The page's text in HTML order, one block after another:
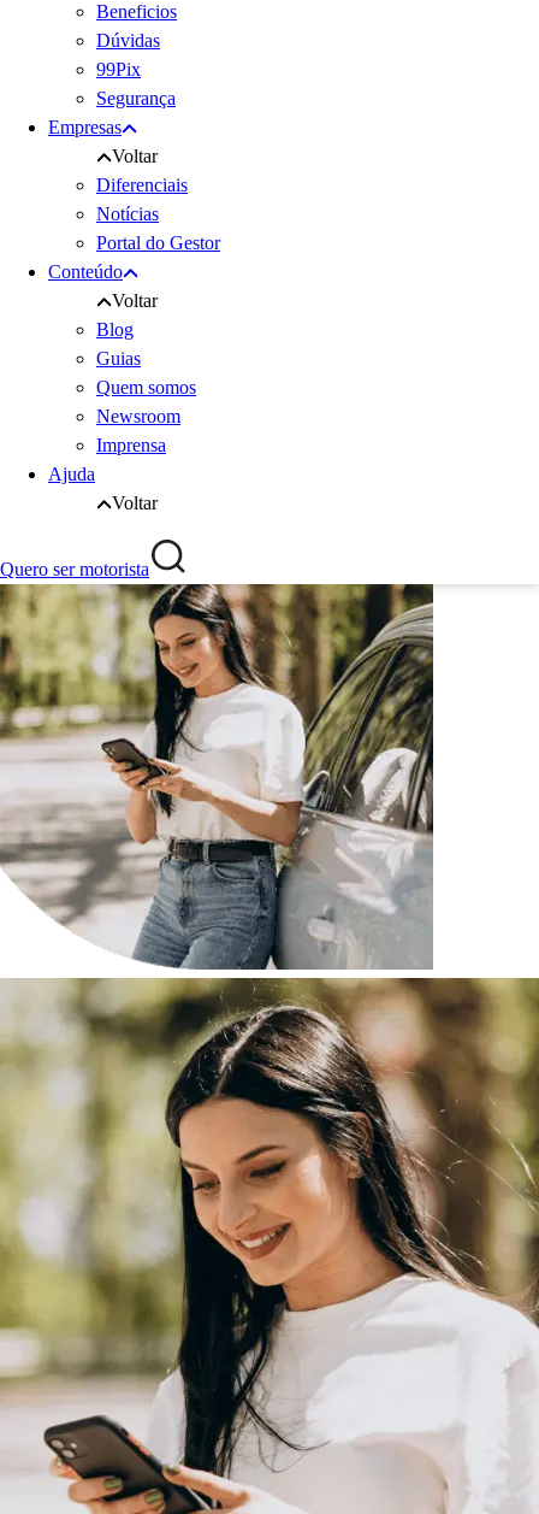
Beneficios
Dúvidas
99Pix
Segurança
Empresas
Voltar
Diferenciais
Notícias
Portal do Gestor
Conteúdo
Voltar
Blog
Guias
Quem somos
Newsroom
Imprensa
Ajuda
Voltar
Quero ser motorista